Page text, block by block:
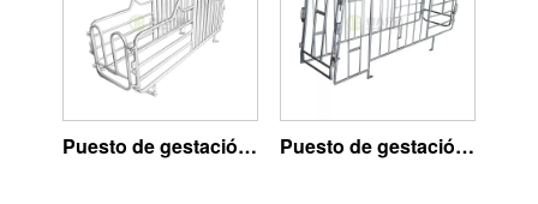
Puesto de gestación tipo tubería Puesto de gestación de barra sólida